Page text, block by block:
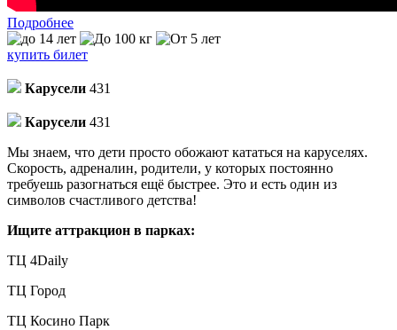
Подробнее
купить билет
Карусели 431
Карусели 431
Мы знаем, что дети просто обожают кататься на каруселях.
Скорость, адреналин, родители, у которых постоянно
требуешь разогнаться ещё быстрее. Это и есть один из
символов счастливого детства!
Ищите аттракцион в парках:
ТЦ 4Daily
ТЦ Город
ТЦ Косино Парк